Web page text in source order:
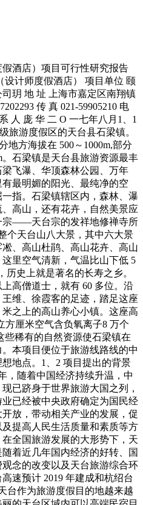
酒店）项目可行性研究报告
设计师度假酒店） 项目单位 颐
司玥 地 址 上海市嘉定区南翔镇
传 真 021-59905210 电
人 庞 华 二 O 一七年八月1、1
旅游度假区的天台县石梁镇。
地方海拔在 500～1000m,部分
。石梁镇是天台县旅游资源最丰
飞瀑、华顶森林公园、万年
最明媚的阳光、最纯净的空
指。石梁镇辖区内，森林、瀑
高山，还有花卉，自然美景应
宗——天台宗的发祥地修禅寺所
个天台山八大景，其中六大景
、高山杜鹃、高山花卉、高山
里空气清新，气温比山下低 5
史上就是著名的长寿之乡。
高僧道士，就有 60 多位。沿
维、徐霞客的足迹，踏足这座
之上的高山养心小镇。这座高
方厘米空气含负氧离子8 万个
些稀有的自然资源使石梁镇在
本项目便位于旅游线路线的中
地点。1、2 项目提出的背景
，随着中国经济持续升温，中
已跻身于世界旅游大国之列，
已经被中央政府确定为国民经
放，带动相关产业的发展，促
提高人民生活质量和素质等方
全国旅游发展的大形势下，天
着近几年国内经济的好转、国
念的改变以及天台旅游综合环
速预计 2019 年建成和杭绍台
台作为旅游度假目的地越来越